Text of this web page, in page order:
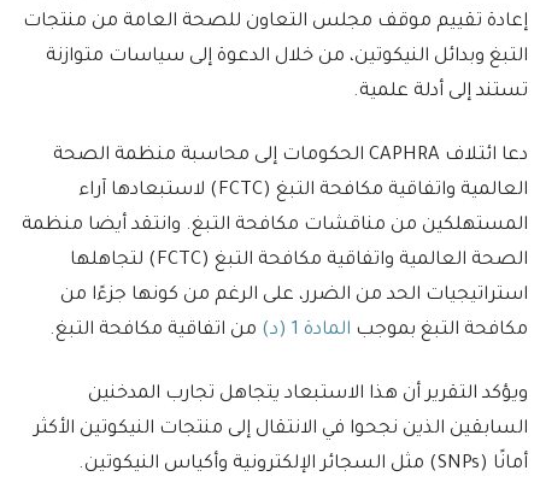
إعادة تقييم موقف مجلس التعاون للصحة العامة من منتجات
التبغ وبدائل النيكوتين، من خلال الدعوة إلى سياسات متوازنة
تستند إلى أدلة علمية.
دعا ائتلاف CAPHRA الحكومات إلى محاسبة منظمة الصحة
العالمية واتفاقية مكافحة التبغ (FCTC) لاستبعادها آراء
المستهلكين من مناقشات مكافحة التبغ. وانتقد أيضا منظمة
الصحة العالمية واتفاقية مكافحة التبغ (FCTC) لتجاهلها
استراتيجيات الحد من الضرر، على الرغم من كونها جزءًا من
مكافحة التبغ بموجب المادة 1 (د) من اتفاقية مكافحة التبغ.
ويؤكد التقرير أن هذا الاستبعاد يتجاهل تجارب المدخنين
السابقين الذين نجحوا في الانتقال إلى منتجات النيكوتين الأكثر
أمانًا (SNPs) مثل السجائر الإلكترونية وأكياس النيكوتين.